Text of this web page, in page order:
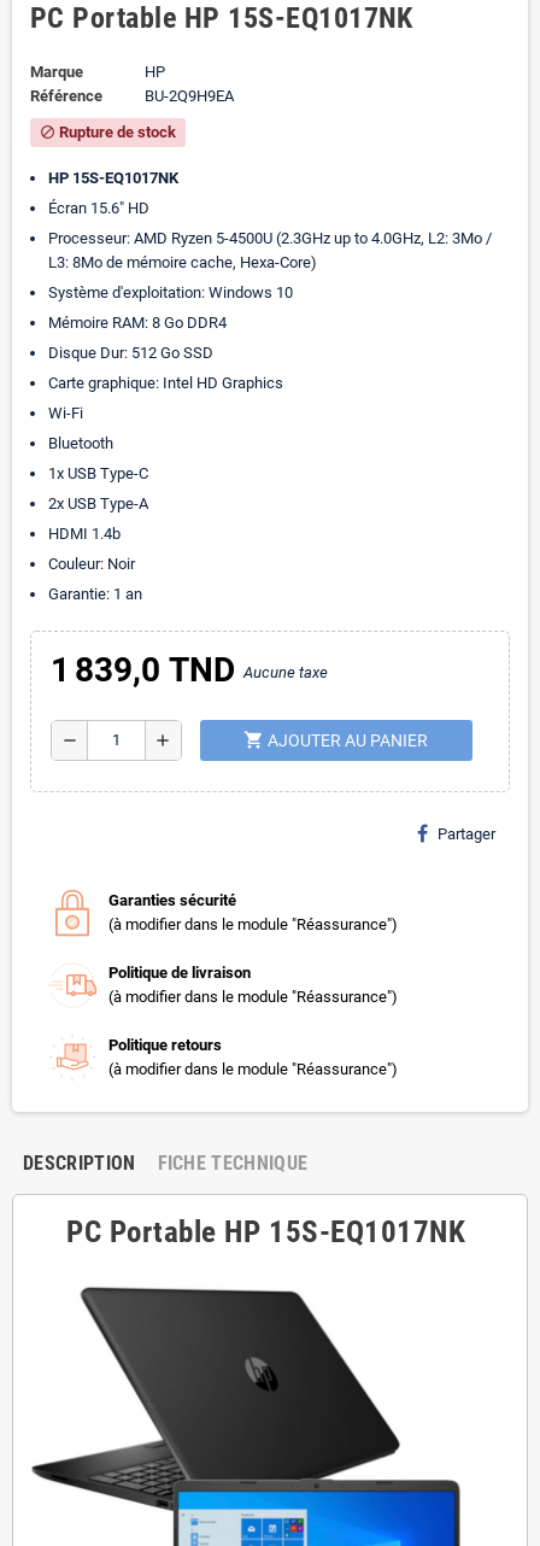
PC Portable HP 15S-EQ1017NK
Marque
HP
Référence
BU-2Q9H9EA
block Rupture de stock
HP 15S-EQ1017NK
Écran 15.6" HD
Processeur: AMD Ryzen 5-4500U (2.3GHz up to 4.0GHz, L2: 3Mo /
L3: 8Mo de mémoire cache, Hexa-Core)
Système d'exploitation: Windows 10
Mémoire RAM: 8 Go DDR4
Disque Dur: 512 Go SSD
Carte graphique: Intel HD Graphics
Wi-Fi
Bluetooth
1x USB Type-C
2x USB Type-A
HDMI 1.4b
Couleur: Noir
Garantie: 1 an
1 839,0 TNDAucune taxe
remove add shopping_cart AJOUTER AU PANIER
Partager
Garanties sécurité
(à modifier dans le module "Réassurance")
Politique de livraison
(à modifier dans le module "Réassurance")
Politique retours
(à modifier dans le module "Réassurance")
DESCRIPTION FICHE TECHNIQUE
PC Portable HP 15S-EQ1017NK